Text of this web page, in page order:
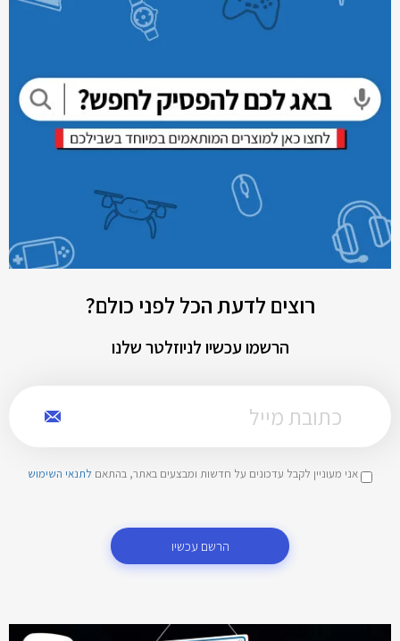
רוצים לדעת הכל לפני כולם?
הרשמו עכשיו לניוזלטר שלנו
אני מעוניין לקבל עדכונים על חדשות ומבצעים באתר, בהתאם לתנאי השימוש
הרשם עכשיו